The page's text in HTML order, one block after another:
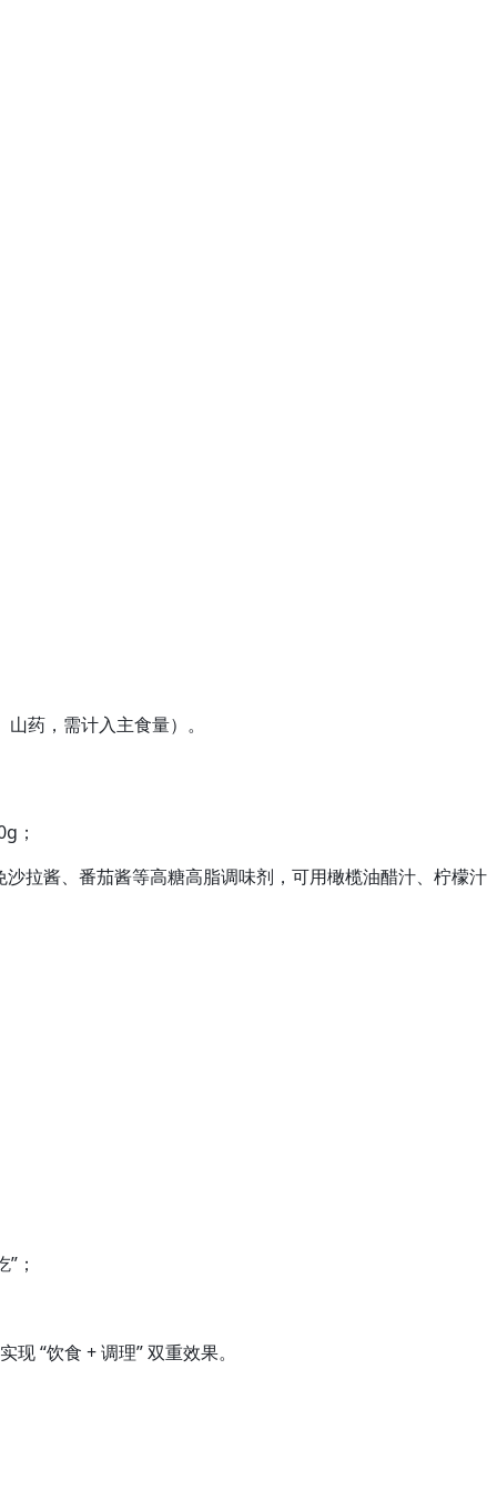
药，需计入主食量）。
；
拉酱、番茄酱等高糖高脂调味剂，可用橄榄油醋汁、柠檬汁
；
“饮食 + 调理” 双重效果。